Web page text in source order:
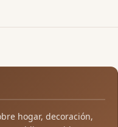
hogar, decoración,